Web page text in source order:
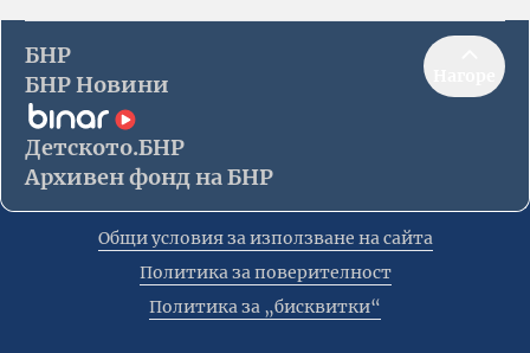
БНР
БНР Новини
Детското.БНР
Архивен фонд на БНР
Общи условия за използване на сайта
Политика за поверителност
Политика за „бисквитки“